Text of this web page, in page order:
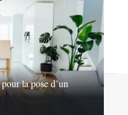
la pose d’un
Sitemap